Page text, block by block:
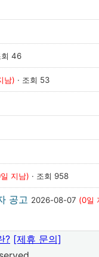
회 46
남) · 조회 53
지남) · 조회 958
공고 2026-08-07 (0일
? [제휴 문의]